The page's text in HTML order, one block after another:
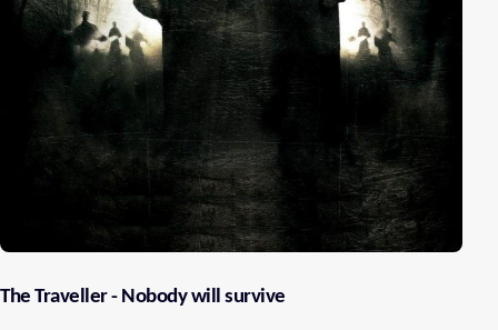
The Traveller - Nobody will survive